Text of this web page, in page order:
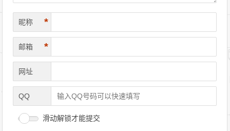
昵称 *
邮箱 *
网址
QQ
滑动解锁才能提交